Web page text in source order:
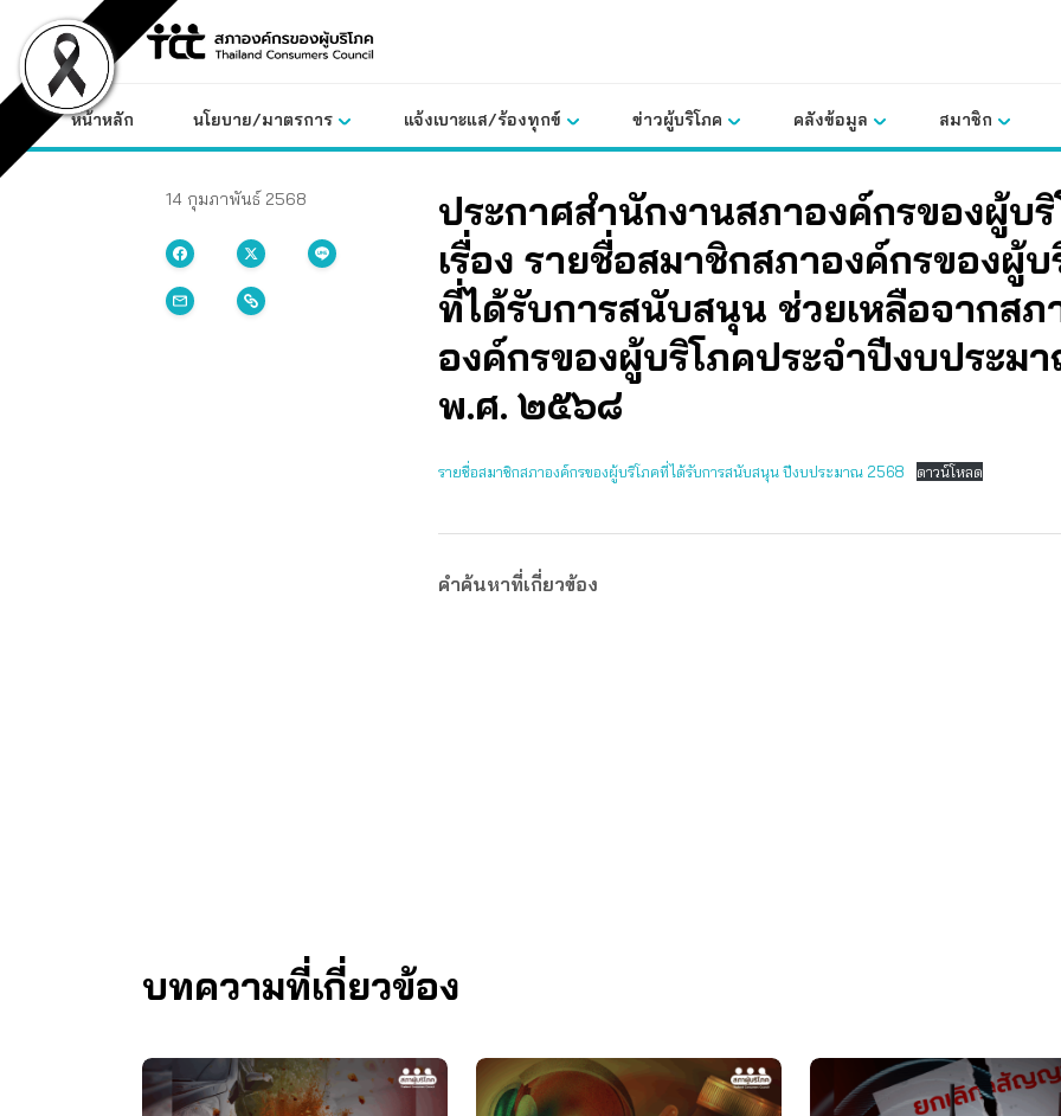
content
หน้าหลัก นโยบาย/มาตรการ แจ้งเบาะแส/ร้องทุกข์ ข่าวผู้บริโภค คลังข้อมูล สมาชิก
14 กุมภาพันธ์ 2568
ประกาศสํานักงานสภาองค์กรของผู้บ
เรื่อง รายชื่อสมาชิกสภาองค์กรของผู้บ
ที่ได้รับการสนับสนุน ช่วยเหลือจากสภ
องค์กรของผู้บริโภคประจําปีงบประม
พ.ศ. ๒๕๖๘
รายชื่อสมาชิกสภาองค์กรของผู้บริโภคที่ได้รับการสนับสนุน ปีงบประมาณ 2568 ดาวน์โหลด
คำค้นหาที่เกี่ยวข้อง
บทความที่เกี่ยวข้อง